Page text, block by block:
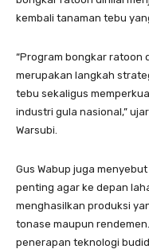
kembali tanaman tebu
“Program bongkar ratoon
merupakan langkah
tebu sekaligus
industri gula nasional,”
Warsubi.
Gus Wabup juga
penting agar ke depan
menghasilkan produksi
tonase maupun
penerapan teknologi